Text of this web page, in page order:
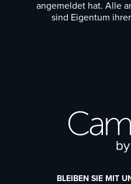
angemeldet hat. Alle
sind Eigentum
BLEIBEN SIE MIT